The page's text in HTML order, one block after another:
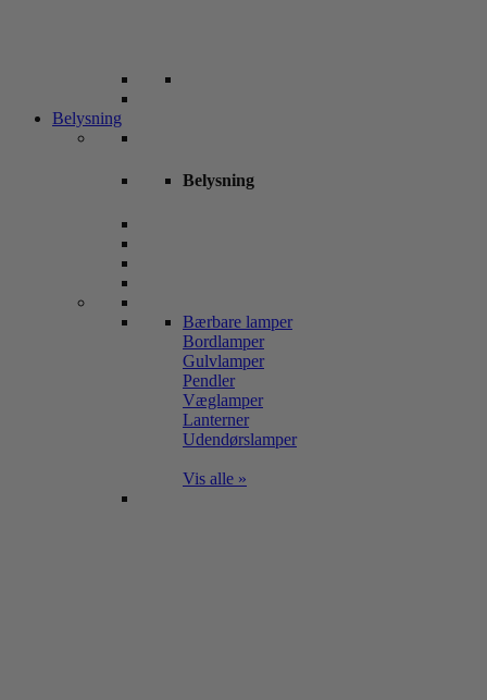
Belysning
Belysning
Bærbare lamper
Bordlamper
Gulvlamper
Pendler
Væglamper
Lanterner
Udendørslamper
Vis alle »